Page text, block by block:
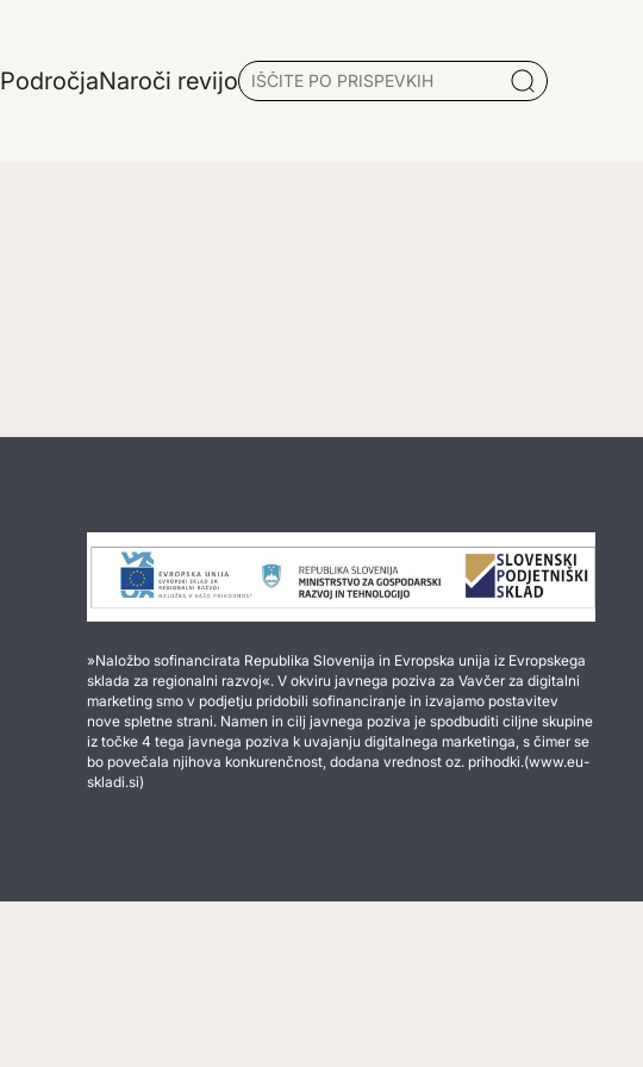
PodročjaNaroči revijo
»Naložbo sofinancirata Republika Slovenija in Evropska unija iz Evropskega
sklada za regionalni razvoj«. V okviru javnega poziva za Vavčer za digitalni
marketing smo v podjetju pridobili sofinanciranje in izvajamo postavitev
nove spletne strani. Namen in cilj javnega poziva je spodbuditi ciljne skupine
iz točke 4 tega javnega poziva k uvajanju digitalnega marketinga, s čimer se
bo povečala njihova konkurenčnost, dodana vrednost oz. prihodki.(www.eu-
skladi.si)